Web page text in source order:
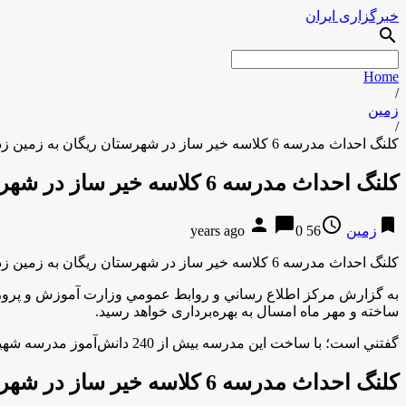
خبرگزاری ایران
search
Home
/
زمین
/
کلنگ احداث مدرسه 6 کلاسه خیر ساز در شهرستان ریگان به زمین زده شد
کلنگ احداث مدرسه 6 کلاسه خیر ساز در شهرستان ریگان به زمین زده شد
bookmark زمین access_time
56 years ago
person chat_bubble0
کلنگ احداث مدرسه 6 کلاسه خیر ساز در شهرستان ریگان به زمین زده شد
ساخته و مهر ماه امسال به بهره‌برداری خواهد رسيد.
گفتني است؛ با ساخت اين مدرسه بیش از 240 دانش‌آموز مدرسه شهید دهقانیان كه در کانکس مشغول به تحصیل بودند از واحد آموزشی مناسب برخوردار خواهند شد.
کلنگ احداث مدرسه 6 کلاسه خیر ساز در شهرستان ریگان به زمین زده شد